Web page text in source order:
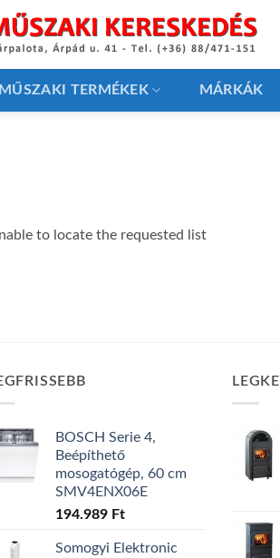
MŰSZAKI TERMÉKEK MÁRKÁK
to locate the requested list
BOSCH Serie 4,
Beépíthető
mosogatógép, 60 cm
SMV4ENX06E
194.989 Ft
Somogyi Elektronic